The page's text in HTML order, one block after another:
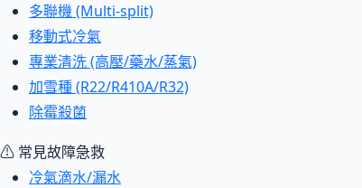
多聯機 (Multi-split)
移動式冷氣
專業清洗 (高壓/藥水/蒸氣)
加雪種 (R22/R410A/R32)
除霉殺菌
⚠ 常見故障急救
冷氣滴水/漏水